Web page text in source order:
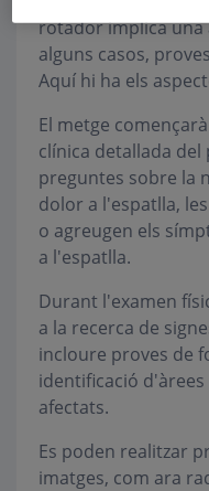
rotador implica una
alguns casos,
Aquí hi ha els
El metge
clínica detallada
preguntes sobre la
dolor a l'espatlla,
o agreugen els
a l'espatlla.
Durant l'examen
a la recerca de
incloure proves de
identificació
afectats.
Es poden realitzar
imatges, com ara